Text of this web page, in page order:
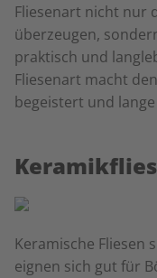
Fliesenart nicht nur
überzeugen,
praktisch und
Fliesenart macht
begeistert und
Keramische Fliesen
eignen sich gut für